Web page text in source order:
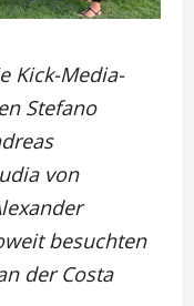
Kick-Media-
Stefano
von
besuchten
der Costa